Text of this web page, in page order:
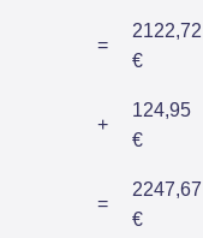
=
2122,72
€
+
124,95
€
=
2247,67
€